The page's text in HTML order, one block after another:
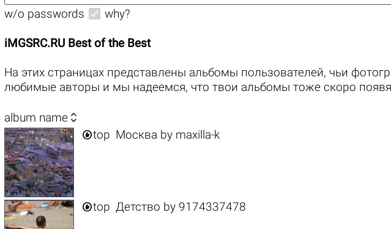
w/o passwords why?
iMGSRC.RU Best of the Best
На этих страницах представлены альбомы пользователей, чьи
любимые авторы и мы надеемся, что твои альбомы тоже скоро
album name 
top Москва by maxilla-k
top Детство by 9174337478